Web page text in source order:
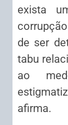
exista
de ser
tabu
ao
afirma.